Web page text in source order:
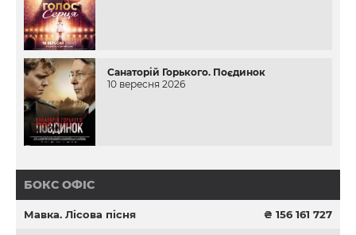
Санаторій Горького. Поєдинок
10 вересня 2026
БОКС ОФІС
Мавка. Лісова пісня ₴ 156 161 727